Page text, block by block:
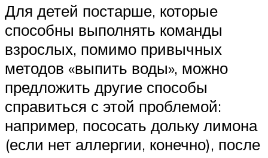
Для детей постарше, которые
способны выполнять команды
взрослых, помимо привычных
методов «выпить воды», можно
предложить другие способы
справиться с этой проблемой:
например, пососать дольку лимона
(если нет аллергии, конечно), после